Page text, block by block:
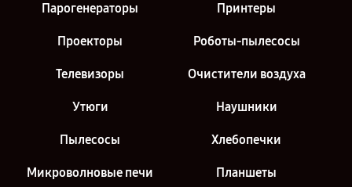
г. Саратов
Ремонт монитора Philips 246E9QJAB/00(01) [246E9QJAB/00(01)] в
Ремонт монитора Philips 246E9QJAB/00(01) [246E9QJAB/00(01)] в
г. Санкт-Петербург
Парогенераторы Принтеры
Проекторы Роботы-пылесосы
Телевизоры Очистители воздуха
Утюги Наушники
Пылесосы Хлебопечки
Микроволновые печи Планшеты